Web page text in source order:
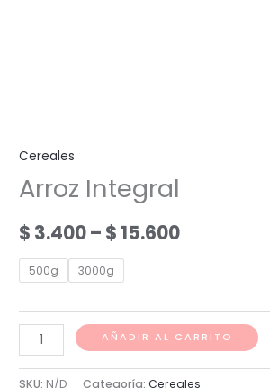
Cereales
Arroz Integral
$ 3.400– $ 15.600Price
through
$ 15.600
500g 3000g
Arroz
Integral
cantidad
AÑADIR AL CARRITO
SKU: N/D Categoría:Cereales